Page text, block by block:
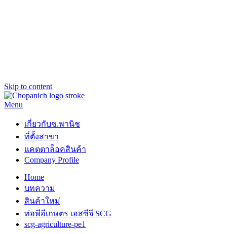
Skip to content
Menu
เกี่ยวกับช.พานิช
ที่ตั้งสาขา
แคตตาล็อคสินค้า
Company Profile
Home
บทความ
สินค้าใหม่
ท่อพีอีเกษตร เอสซีจี SCG
scg-agriculture-pe1